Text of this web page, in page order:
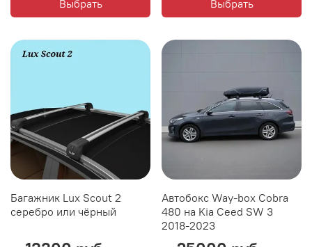
Выбрать Выбрать
Багажник Lux Scout 2
серебро или чёрный
Автобокс Way-box Cobra
480 на Kia Ceed SW 3
2018-2023